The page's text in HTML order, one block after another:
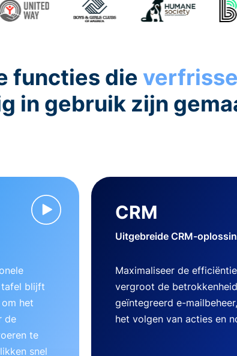
functies die
in gebruik zijn
tafel blijft
het
de
te
snel
CRM
Uitgebreide CRM-
Maximaliseer de
vergroot de
geïntegreerd e-
het volgen van acties en